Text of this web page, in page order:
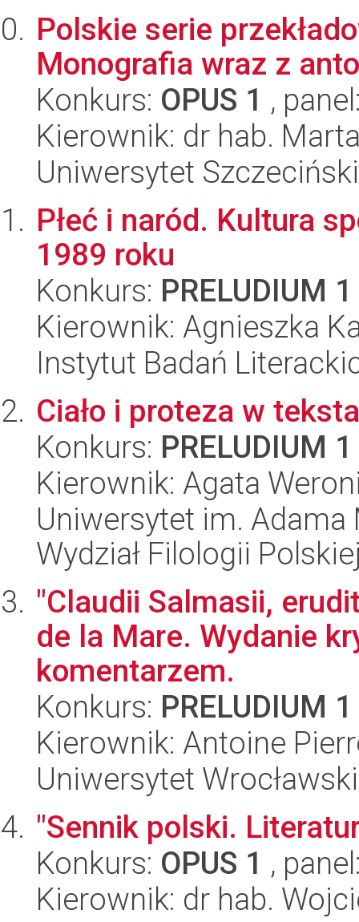
Polskie serie
Monografia wraz z
Konkurs: OPUS 1 ,
Kierownik: dr hab.
Uniwersytet Szczeciński
Płeć i naród. Kultura
1989 roku
Konkurs: PRELUDIUM 1
Kierownik: Agnieszka
Instytut Badań
Ciało i proteza w
Konkurs: PRELUDIUM 1
Kierownik: Agata
Uniwersytet im.
Wydział Filologii
"Claudii Salmasii,
de la Mare. Wydanie
komentarzem.
Konkurs: PRELUDIUM 1
Kierownik: Antoine
Uniwersytet
"Sennik polski.
Konkurs: OPUS 1 ,
Kierownik: dr hab.